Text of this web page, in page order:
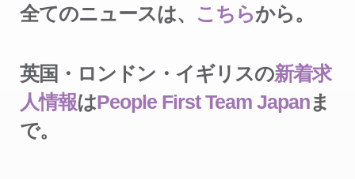
全てのニュースは、 こちらから。
英国・ロンドン・イギリスの新着求
人情報はPeople First Team Japanま
で。